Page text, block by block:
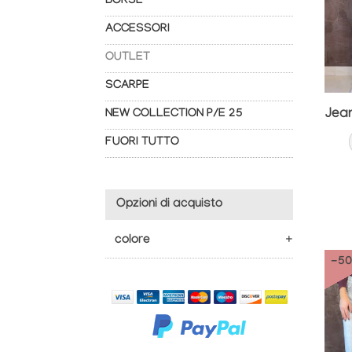
ACCESSORI
OUTLET
SCARPE
NEW COLLECTION P/E 25
FUORI TUTTO
Opzioni di acquisto
colore
-